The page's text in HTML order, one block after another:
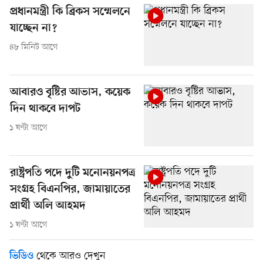
প্রধানমন্ত্রী কি ব্রিকস সম্মেলনে
যাচ্ছেন না?
৪৮ মিনিট আগে
আবারও বৃষ্টির আভাস, কয়েক
দিন থাকবে দাপট
১ ঘণ্টা আগে
রাষ্ট্রপতি পদে দুটি মনোনয়নপত্র
সংগ্রহ বিএনপির, জামায়াতের
প্রার্থী অলি আহমদ
১ ঘণ্টা আগে
ভিডিও থেকে আরও দেখুন